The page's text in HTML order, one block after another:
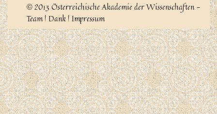
© 2013 Österreichische Akademie der Wissenschaften -
Team| Dank | Impressum